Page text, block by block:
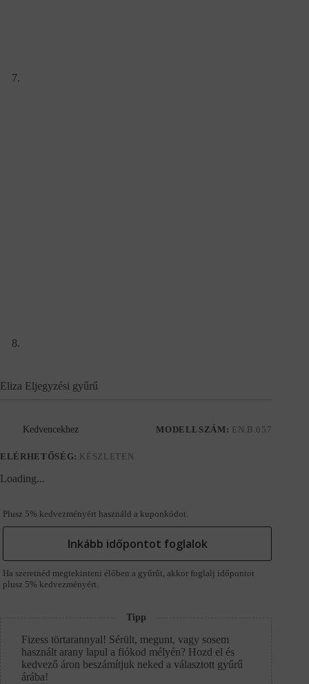
Eliza Eljegyzési gyűrű
MODELLSZÁM: EN.B.057
ELÉRHETŐSÉG: KÉSZLETEN
Kedvencekhez
Loading...
Plusz 5% kedvezményért használd a kuponkódot.
Inkább időpontot foglalok
Ha szeretnéd megtekinteni élőben a gyűrűt, akkor foglalj időpontot
plusz 5% kedvezményért.
Tipp
Fizess törtarannyal! Sérült, megunt, vagy sosem
használt arany lapul a fiókod mélyén? Hozd el és
kedvező áron beszámítjuk neked a választott gyűrű
árába!